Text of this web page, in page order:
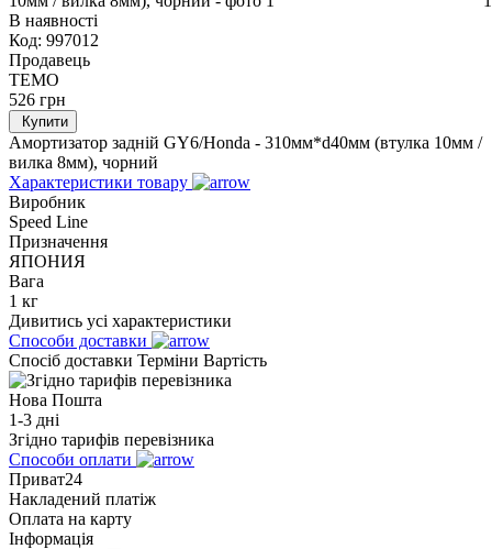
В наявності
Код: 997012
Продавець
TEMO
526 грн
Купити
Амортизатор задній GY6/Honda - 310мм*d40мм (втулка 10мм /
вилка 8мм), чорний
Характеристики товару
Виробник
Speed Line
Призначення
ЯПОНИЯ
Вага
1 кг
Дивитись усі характеристики
Способи доставки
Спосіб доставки Терміни Вартість
Нова Пошта
1-3 дні
Згідно тарифів перевізника
Способи оплати
Приват24
Накладений платіж
Оплата на карту
Інформація